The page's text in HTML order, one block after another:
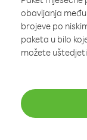
obavljanja
brojeve po
paketa u bilo
možete